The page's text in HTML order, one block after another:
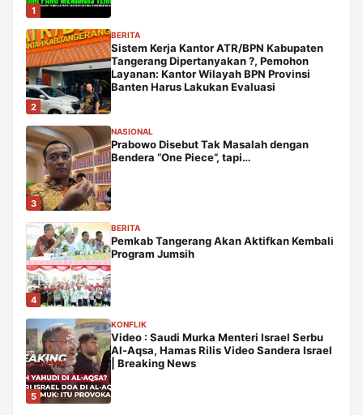
1
2
BERITA
Sistem Kerja Kantor ATR/BPN Kabupaten
Tangerang Dipertanyakan ?, Pemohon
Layanan: Kantor Wilayah BPN Provinsi
Banten Harus Lakukan Evaluasi
3
NASIONAL
Prabowo Disebut Tak Masalah dengan
Bendera “One Piece”, tapi…
4
BERITA
Pemkab Tangerang Akan Aktifkan Kembali
Program Jumsih
5
KONFLIK
Video : Saudi Murka Menteri Israel Serbu
Al-Aqsa, Hamas Rilis Video Sandera Israel
| Breaking News